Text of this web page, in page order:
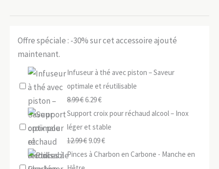
Offre spéciale : -30% sur cet accessoire ajouté
maintenant.
Infuseur à thé avec piston – Saveur
optimale et réutilisable
8.99€Le
prix
initial
était :
8.99 €.
6.29€Le
prix
actuel
est :
6.29 €.
Support croix pour réchaud alcool – Inox
léger et stable
12.99€Le
prix
9.09€Le
prix
Pinces à Charbon en Carbone - Manche en